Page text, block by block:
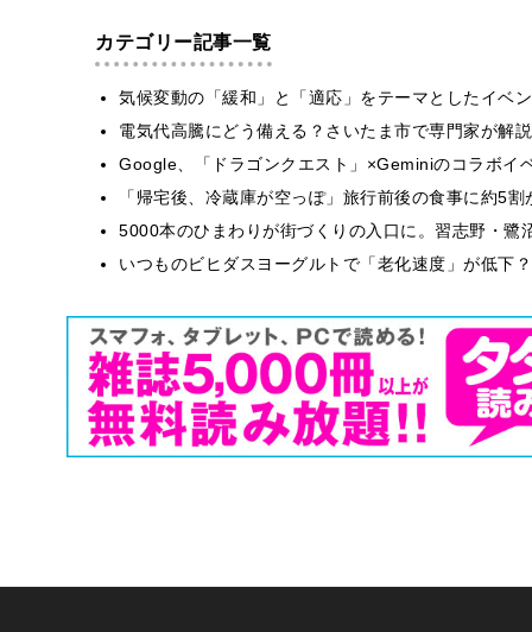
カテゴリー記事一覧
気候変動の「緩和」と「適応」をテーマとしたイベ
電気代高騰にどう備える？さいたま市で専門家が解
Google、「ドラゴンクエスト」×Geminiのコラボイ
「帰宅後、冷蔵庫が空っぽ」旅行前後の食事に約5
5000本のひまわりが街づくりの入口に。習志野・
いつものビヒダスヨーグルトで「老化速度」が低